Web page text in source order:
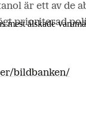
älskade
är ett av
prioriterad
bildbanken/